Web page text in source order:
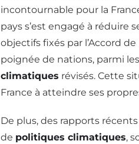
incontournable pour la
pays s’est engagé à réduire
objectifs fixés par l’Accord
poignée de nations, parmi
climatiques révisés. Cette
France à atteindre ses
De plus, des rapports
de politiques climatiques,